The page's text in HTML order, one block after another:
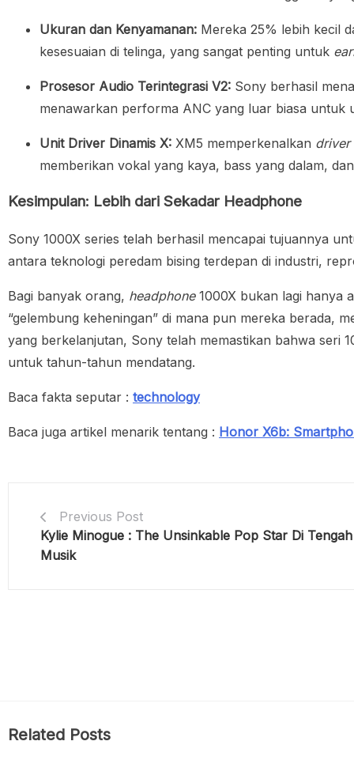
Ukuran dan Kenyamanan: Mereka 25% lebih kecil
kesesuaian di telinga, yang sangat penting untuk
Prosesor Audio Terintegrasi V2: Sony berhasil
menawarkan performa ANC yang luar biasa untuk
Unit Driver Dinamis X: XM5 memperkenalkan driver
memberikan vokal yang kaya, bass yang dalam,
Kesimpulan: Lebih dari Sekadar Headphone
Sony 1000X series telah berhasil mencapai tujuannya
antara teknologi peredam bising terdepan di industri,
Bagi banyak orang, headphone1000X bukan lagi hanya
“gelembung keheningan” di mana pun mereka berada,
yang berkelanjutan, Sony telah memastikan bahwa seri
untuk tahun-tahun mendatang.
Baca fakta seputar : technology
Baca juga artikel menarik tentang : Honor X6b:
Previous Post
Kylie Minogue : The Unsinkable Pop Star Di
Musik
Related Posts